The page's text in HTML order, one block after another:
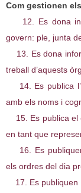
Com gestionen
12. Es dona
govern: ple, junta
13. Es dona
treball d’aquests
14. Es publica
amb els noms i
15. Es publica el
en tant que
16. Es
els ordres del dia
17. Es